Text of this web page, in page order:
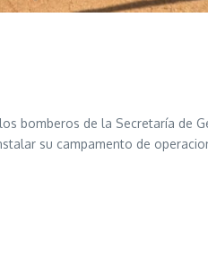
bomberos de la Secretaría de
su campamento de